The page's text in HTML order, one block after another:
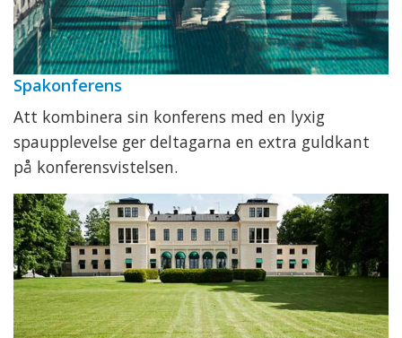
Spakonferens
Att kombinera sin konferens med en lyxig
spaupplevelse ger deltagarna en extra guldkant
på konferensvistelsen.